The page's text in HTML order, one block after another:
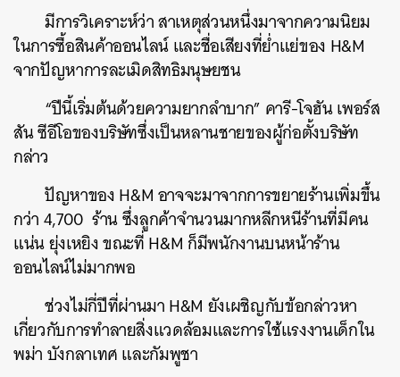
มีการวิเคราะห์ว่า สาเหตุส่วนหนึ่งมาจากความนิยม
ในการซื้อสินค้าออนไลน์ และชื่อเสียงที่ย่ำแย่ของ H&M
จากปัญหาการละเมิดสิทธิมนุษยชน
“ปีนี้เริ่มต้นด้วยความยากลำบาก” คารี-โจฮัน เพอร์ส
สัน ซีอีโอของบริษัทซึ่งเป็นหลานชายของผู้ก่อตั้งบริษัท
กล่าว
ปัญหาของ H&M อาจจะมาจากการขยายร้านเพิ่มขึ้น
กว่า 4,700 ร้าน ซึ่งลูกค้าจำนวนมากหลีกหนีร้านที่มีคน
แน่น ยุ่งเหยิง ขณะที่ H&M ก็มีพนักงานบนหน้าร้าน
ออนไลน์ไม่มากพอ
ช่วงไม่กี่ปีที่ผ่านมา H&M ยังเผชิญกับข้อกล่าวหา
เกี่ยวกับการทำลายสิ่งแวดล้อมและการใช้แรงงานเด็กใน
พม่า บังกลาเทศ และกัมพูชา